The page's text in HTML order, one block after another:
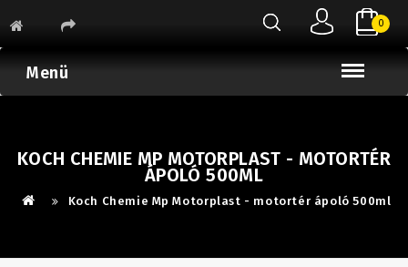
0
Menü
KOCH CHEMIE MP MOTORPLAST - MOTORTÉR
ÁPOLÓ 500ML
Koch Chemie Mp Motorplast - motortér ápoló 500ml